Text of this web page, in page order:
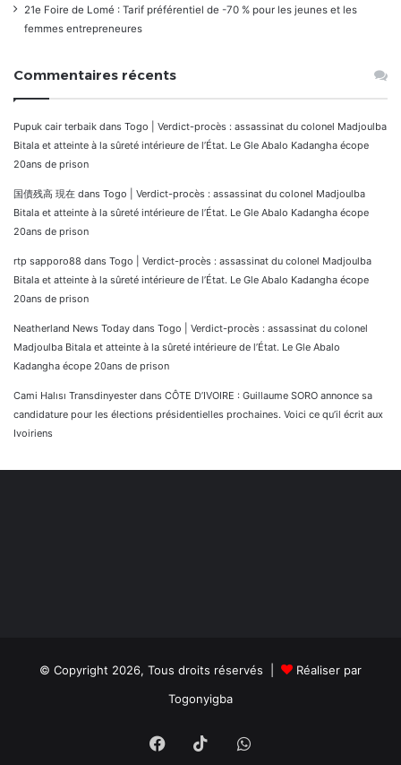
21e Foire de Lomé : Tarif préférentiel de -70 % pour les jeunes et les
femmes entrepreneures
Commentaires récents
Pupuk cair terbaik dans Togo | Verdict-procès : assassinat du colonel Madjoulba
Bitala et atteinte à la sûreté intérieure de l’État. Le Gle Abalo Kadangha écope
20ans de prison
国債残高 現在 dans Togo | Verdict-procès : assassinat du colonel Madjoulba
Bitala et atteinte à la sûreté intérieure de l’État. Le Gle Abalo Kadangha écope
20ans de prison
rtp sapporo88 dans Togo | Verdict-procès : assassinat du colonel Madjoulba
Bitala et atteinte à la sûreté intérieure de l’État. Le Gle Abalo Kadangha écope
20ans de prison
Neatherland News Today dans Togo | Verdict-procès : assassinat du colonel
Madjoulba Bitala et atteinte à la sûreté intérieure de l’État. Le Gle Abalo
Kadangha écope 20ans de prison
Cami Halısı Transdinyester dans CÔTE D’IVOIRE : Guillaume SORO annonce sa
candidature pour les élections présidentielles prochaines. Voici ce qu’il écrit aux
Ivoiriens
© Copyright 2026, Tous droits réservés |
Réaliser par
Togonyigba
Facebook
TikTokWhatsApp